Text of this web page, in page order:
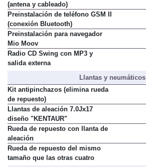
(antena y cableado)
Preinstalación de teléfono GSM II
(conexión Bluetooth)
Preinstalación para navegador
Mio Moov
Radio CD Swing con MP3 y
salida externa
Llantas y neumáticos
Kit antipinchazos (elimina rueda
de repuesto)
Llantas de aleación 7.0Jx17
diseño "KENTAUR"
Rueda de repuesto con llanta de
aleación
Rueda de repuesto del mismo
tamaño que las otras cuatro